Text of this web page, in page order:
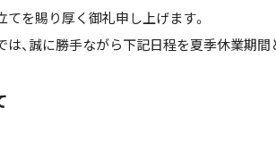
を賜り厚く御礼申し上げます。
、誠に勝手ながら下記日程を夏季休業期間